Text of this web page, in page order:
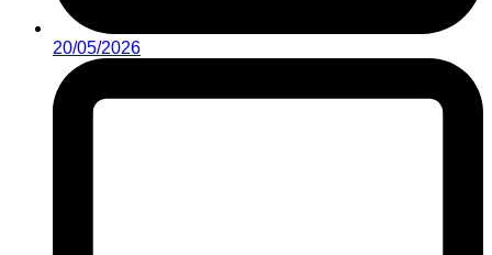
20/05/2026